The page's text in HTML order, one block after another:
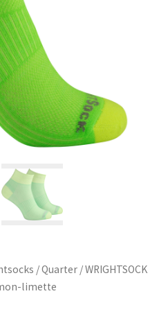
/Quarter / WRIGHTSOCK
limette